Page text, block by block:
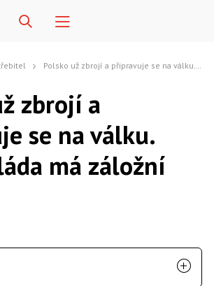
Polsko už zbrojí a připravuje se na válku. Tamní vláda má záložní plán
zbrojí a
se na válku.
má záložní